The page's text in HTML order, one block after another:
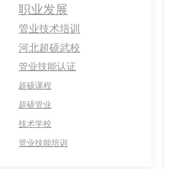
职业发展
管业技术培训
河北超硕武校
管业技能认证
超硕课程
超硕管业
技术学校
管业技能培训